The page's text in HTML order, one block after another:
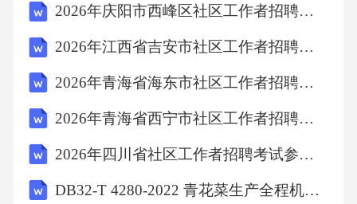
技成就，显著提高了粮食单产水平，为保障国
家粮食安全做出了重要贡献。B项错误，超级杂
交水稻虽能提高产量，但未解决全球粮食短缺
域，与农业机械化技术突破无关。D项错误，我
国并非世界最大的粮食出口国。故选A。9．湖
南省地处长江中游，其地理特征包括()。A、山
2026年庆阳市西峰区社区工作者招聘笔试参考题库及答案解析
2026年江西省吉安市社区工作者招聘考试参考题库及答案解析
2026年青海省海东市社区工作者招聘考试备考题库及答案解析
2026年青海省西宁市社区工作者招聘考试备考试题及答案解析
2026年四川省社区工作者招聘考试参考题库及答案解析
DB32-T 4280-2022 青花菜生产全程机械化技术规程规程